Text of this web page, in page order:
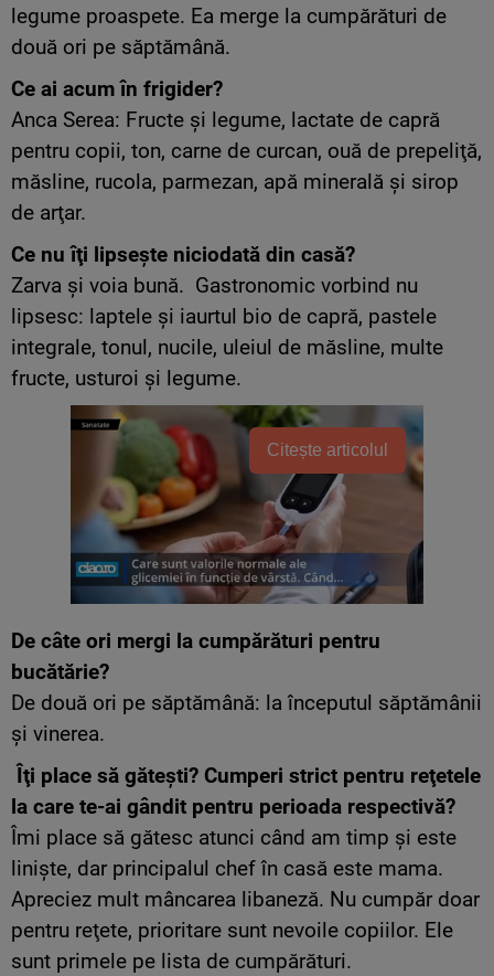
legume proaspete. Ea merge la cumpărături de
două ori pe săptămână.
Ce ai acum în frigider?
Anca Serea: Fructe şi legume, lactate de capră
pentru copii, ton, carne de curcan, ouă de prepeliţă,
măsline, rucola, parmezan, apă minerală şi sirop
de arţar.
Ce nu îţi lipseşte niciodată din casă?
Zarva şi voia bună. Gastronomic vorbind nu
lipsesc: laptele şi iaurtul bio de capră, pastele
integrale, tonul, nucile, uleiul de măsline, multe
fructe, usturoi şi legume.
Citește articolul
De câte ori mergi la cumpărături pentru
bucătărie?
De două ori pe săptămână: la începutul săptămânii
şi vinerea.
Îţi place să găteşti? Cumperi strict pentru reţetele
la care te-ai gândit pentru perioada respectivă?
Îmi place să gătesc atunci când am timp şi este
linişte, dar principalul chef în casă este mama.
Apreciez mult mâncarea libaneză. Nu cumpăr doar
pentru reţete, prioritare sunt nevoile copiilor. Ele
sunt primele pe lista de cumpărături.